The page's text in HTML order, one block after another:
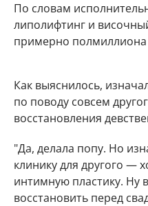
По словам
липолифтинг и
примерно полмиллиона
Как выяснилось,
по поводу совсем
восстановления
"Да, делала попу. Но
клинику для другого —
интимную пластику. Ну
восстановить перед